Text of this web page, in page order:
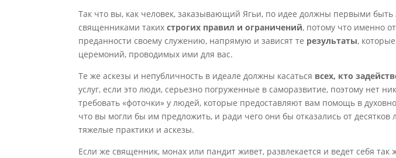
Так что вы, как человек, заказывающий Ягьи, по идее должны первыми быть
священниками таких строгих правил и ограничений, потому что именно
преданности своему служению, напрямую и зависят те результаты,
церемоний, проводимых ими для вас.
Те же аскезы и непубличность в идеале должны касаться всех, кто
услуг, если это люди, серьезно погруженные в саморазвитие, поэтому нет
требовать «фоточки» у людей, которые предоставляют вам помощь в
что вы могли бы им предложить, и ради чего они бы отказались от
тяжелые практики и аскезы.
Если же священник, монах или пандит живет, развлекается и ведет себя так